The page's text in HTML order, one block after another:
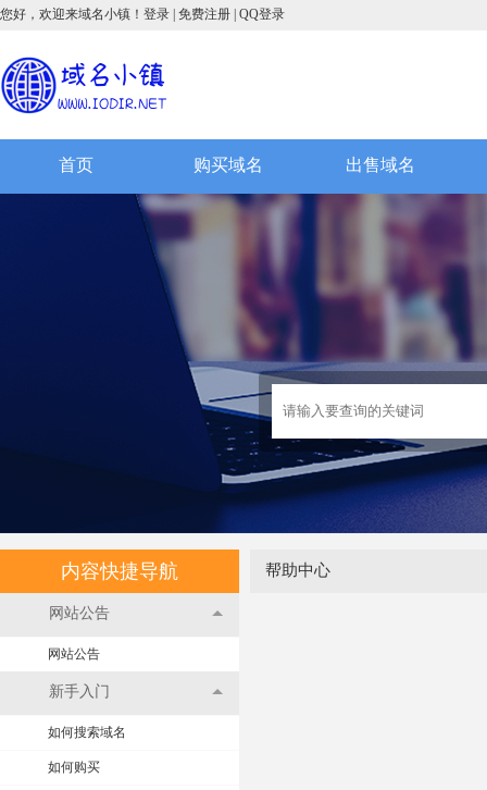
您好，欢迎来域名小镇！ 登录 免费注册 QQ登录
首页 购买域名 出售域名
内容快捷导航
网站公告
网站公告
新手入门
如何搜索域名
如何购买
帮助中心